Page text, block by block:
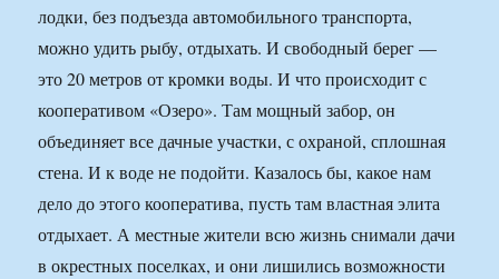
лодки, без подъезда автомобильного транспорта,
можно удить рыбу, отдыхать. И свободный берег —
это 20 метров от кромки воды. И что происходит с
кооперативом «Озеро». Там мощный забор, он
объединяет все дачные участки, с охраной, сплошная
стена. И к воде не подойти. Казалось бы, какое нам
дело до этого кооператива, пусть там властная элита
отдыхает. А местные жители всю жизнь снимали дачи
в окрестных поселках, и они лишились возможности